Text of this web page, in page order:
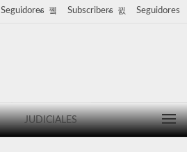
Seguidores Subscribers Seguidores
JUDICIALES